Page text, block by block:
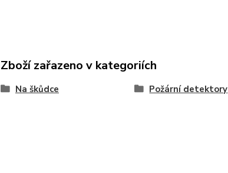
Zboží zařazeno v kategoriích
Na škůdce Požární detektory